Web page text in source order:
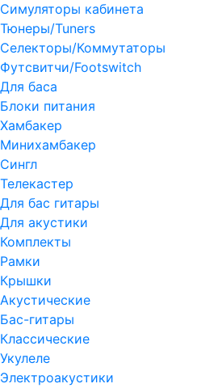
Симуляторы кабинета
Тюнеры/Tuners
Селекторы/Коммутаторы
Футсвитчи/Footswitch
Для баса
Блоки питания
Хамбакер
Минихамбакер
Сингл
Телекастер
Для бас гитары
Для акустики
Комплекты
Рамки
Крышки
Акустические
Бас-гитары
Классические
Укулеле
Электроакустики